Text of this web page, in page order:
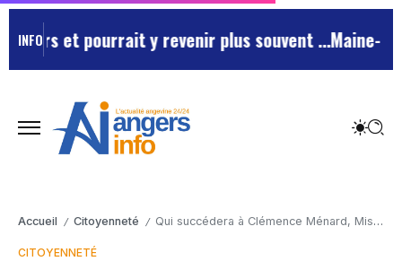
INFO y revenir plus souvent … Maine-et-Loire :
Accueil / Citoyenneté / Qui succédera à Clémence Ménard, Miss Maine et Loire 2023 et Miss Pays de la Loire 2023 ? Découvrez les candidates.
CITOYENNETÉ